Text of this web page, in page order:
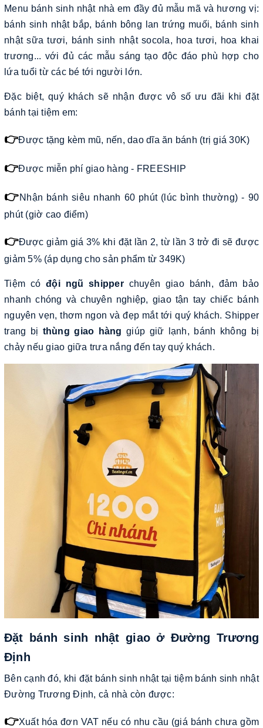
Menu bánh sinh nhật nhà em đầy đủ mẫu mã và hương vị:
bánh sinh nhật bắp, bánh bông lan trứng muối, bánh sinh
nhật sữa tươi, bánh sinh nhật socola, hoa tươi, hoa khai
trương... với đủ các mẫu sáng tạo độc đáo phù hợp cho
lứa tuổi từ các bé tới người lớn.
Đặc biệt, quý khách sẽ nhận được vô số ưu đãi khi đặt
bánh tại tiệm em:
👉Được tặng kèm mũ, nến, dao dĩa ăn bánh (trị giá 30K)
👉Được miễn phí giao hàng - FREESHIP
👉Nhận bánh siêu nhanh 60 phút (lúc bình thường) - 90
phút (giờ cao điểm)
👉Được giảm giá 3% khi đặt lần 2, từ lần 3 trở đi sẽ được
giảm 5% (áp dụng cho sản phẩm từ 349K)
Tiệm cóđội ngũ shipperchuyên giao bánh, đảm bảo
nhanh chóng và chuyên nghiệp, giao tận tay chiếc bánh
nguyên vẹn, thơm ngon và đẹp mắt tới quý khách. Shipper
trang bị thùng giao hàng giúp giữ lạnh, bánh không bị
chảy nếu giao giữa trưa nắng đến tay quý khách.
Đặt bánh sinh nhật giao ở Đường Trương
Định
Bên cạnh đó, khi đặt bánh sinh nhật tại tiệm bánh sinh nhật
Đường Trương Định, cả nhà còn được:
👉Xuất hóa đơn VAT nếu có nhu cầu (giá bánh chưa gồm